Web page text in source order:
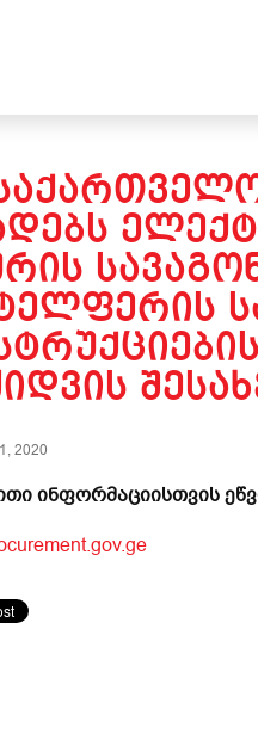
2020
ინფორმაციისთვის